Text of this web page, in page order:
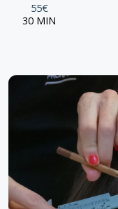
55€
30 MIN